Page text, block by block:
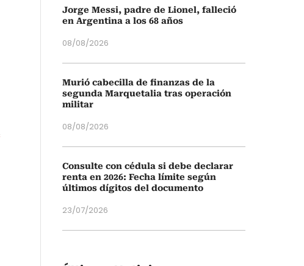
Jorge Messi, padre de Lionel, falleció
en Argentina a los 68 años
08/08/2026
Murió cabecilla de finanzas de la
segunda Marquetalia tras operación
militar
08/08/2026
Consulte con cédula si debe declarar
renta en 2026: Fecha límite según
últimos dígitos del documento
23/07/2026